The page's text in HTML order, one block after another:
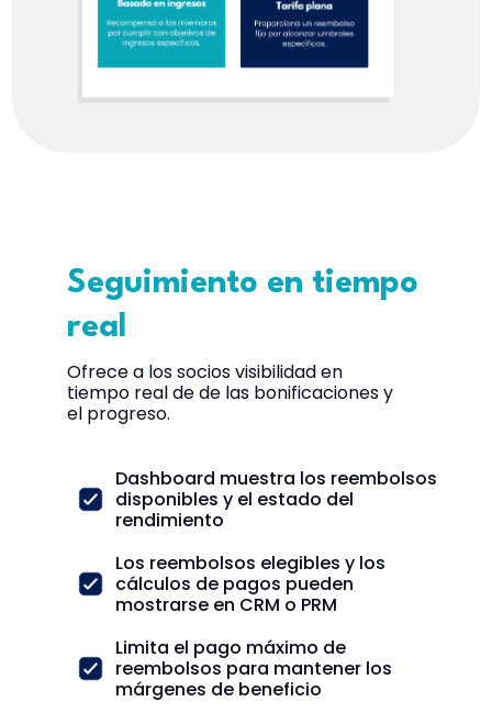
Seguimiento en tiempo
real
Ofrece a los socios visibilidad en
tiempo real de de las bonificaciones y
el progreso.
Dashboard muestra los reembolsos
disponibles y el estado del
rendimiento
Los reembolsos elegibles y los
cálculos de pagos pueden
mostrarse en CRM o PRM
Limita el pago máximo de
reembolsos para mantener los
márgenes de beneficio